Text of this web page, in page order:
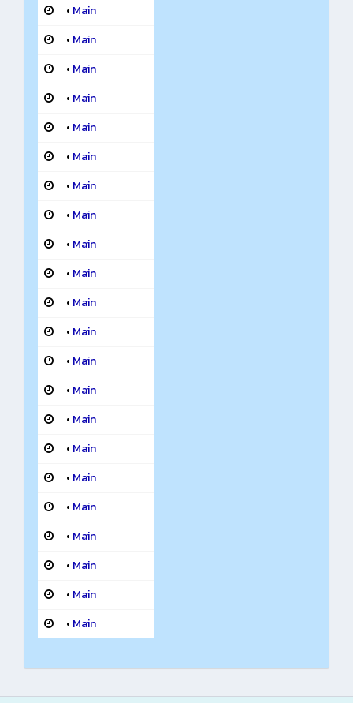
• Main
• Main
• Main
• Main
• Main
• Main
• Main
• Main
• Main
• Main
• Main
• Main
• Main
• Main
• Main
• Main
• Main
• Main
• Main
• Main
• Main
• Main